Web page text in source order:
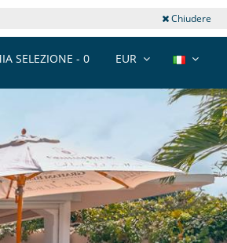
Chiudere
EUR
SELEZIONE - 0